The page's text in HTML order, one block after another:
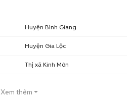
Huyện Bình Giang
Huyện Gia Lộc
Thị xã Kinh Môn
Xem thêm